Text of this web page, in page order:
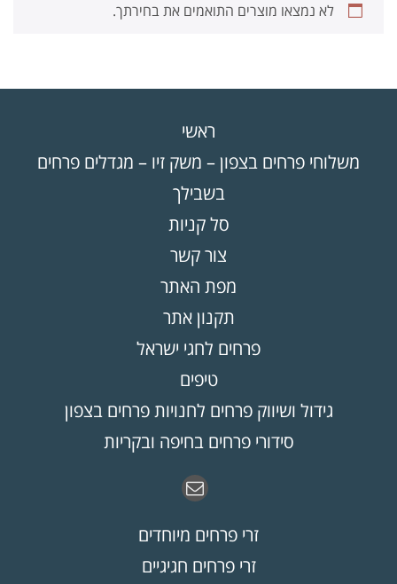
לא נמצאו מוצרים התואמים את בחירתך.
ראשי
משלוחי פרחים בצפון – משק זיו – מגדלים פרחים
בשבילך
סל קניות
צור קשר
מפת האתר
תקנון אתר
פרחים לחגי ישראל
טיפים
גידול ושיווק פרחים לחנויות פרחים בצפון
סידורי פרחים בחיפה ובקריות
זרי פרחים מיוחדים
זרי פרחים חגיגיים